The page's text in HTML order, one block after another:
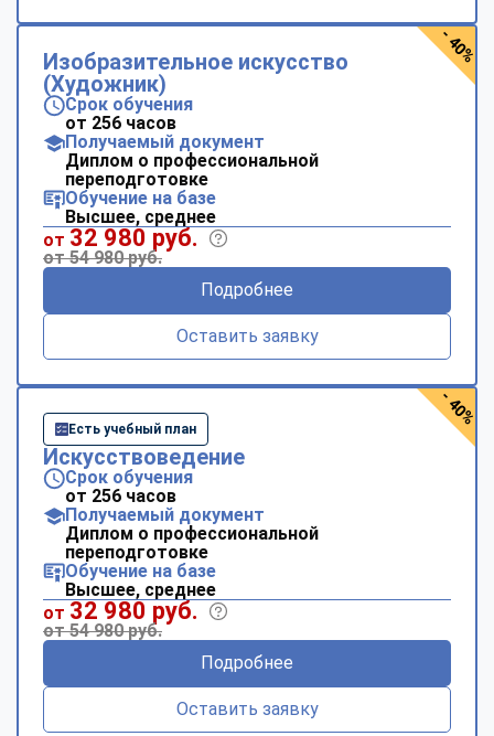
Изобразительное искусство
(Художник)
Срок обучения
от 256 часов
Получаемый документ
Диплом о профессиональной
переподготовке
Обучение на базе
Высшее, среднее
от 32 980 руб.
от 54 980 руб.
Подробнее
Оставить заявку
- 40%
Есть учебный план
Искусствоведение
Срок обучения
от 256 часов
Получаемый документ
Диплом о профессиональной
переподготовке
Обучение на базе
Высшее, среднее
от 32 980 руб.
от 54 980 руб.
Подробнее
Оставить заявку
- 40%